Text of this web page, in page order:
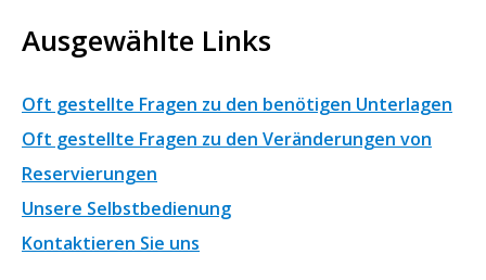
Ausgewählte Links
Oft gestellte Fragen zu den benötigen Unterlagen
Oft gestellte Fragen zu den Veränderungen von
Reservierungen
Unsere Selbstbedienung
Kontaktieren Sie uns